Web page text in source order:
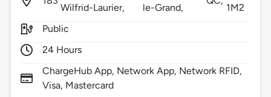
Wilfrid-Laurier,
le-Grand,
1M2
Public
24 Hours
ChargeHub App, Network App, Network RFID,
Visa, Mastercard